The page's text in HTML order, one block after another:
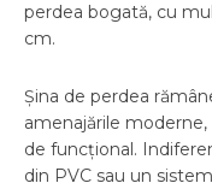
perdea bogată, cu
cm.
Șina de perdea
amenajările
de funcțional.
din PVC sau un